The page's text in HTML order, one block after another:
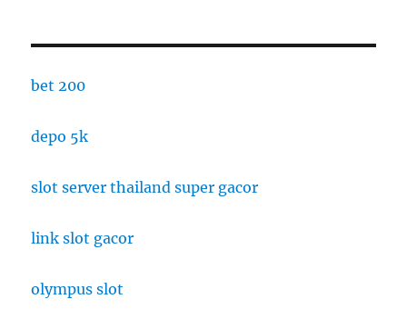
bet 200
depo 5k
slot server thailand super gacor
link slot gacor
olympus slot